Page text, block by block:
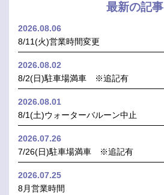
最新の記事
2026.08.06
8/11(火)営業時間変更
2026.08.02
8/2(日)駐車場満車 ※追記有
2026.08.01
8/1(土)ウォーターバルーン中止
2026.07.26
7/26(日)駐車場満車 ※追記有
2026.07.25
8月営業時間